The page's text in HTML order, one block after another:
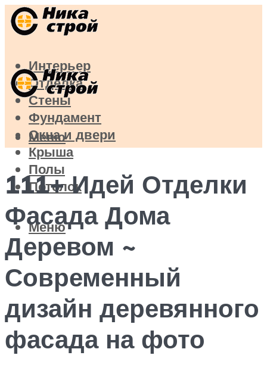
Интерьер
Отделка
Стены
Фундамент
Окна и двери
Крыша
Полы
Потолок
Меню
Меню
111+ Идей Отделки
Фасада Дома
Деревом ~
Современный
дизайн деревянного
фасада на фото